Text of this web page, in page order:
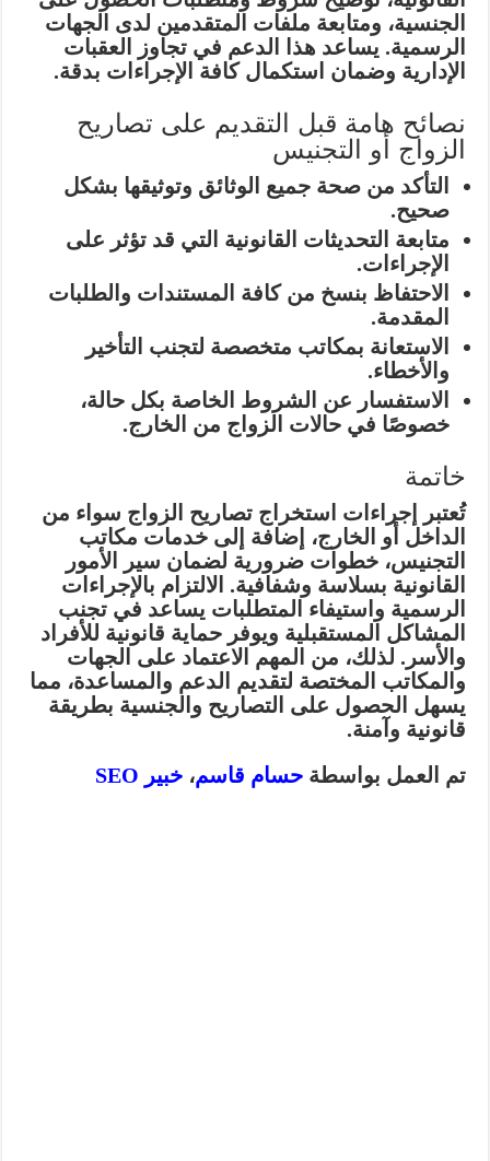
الجنسية، ومتابعة ملفات المتقدمين لدى الجهات
الرسمية. يساعد هذا الدعم في تجاوز العقبات
الإدارية وضمان استكمال كافة الإجراءات بدقة.
نصائح هامة قبل التقديم على تصاريح
الزواج أو التجنيس
التأكد من صحة جميع الوثائق وتوثيقها بشكل
صحيح.
متابعة التحديثات القانونية التي قد تؤثر على
الإجراءات.
الاحتفاظ بنسخ من كافة المستندات والطلبات
المقدمة.
الاستعانة بمكاتب متخصصة لتجنب التأخير
والأخطاء.
الاستفسار عن الشروط الخاصة بكل حالة،
خصوصًا في حالات الزواج من الخارج.
خاتمة
تُعتبر إجراءات استخراج تصاريح الزواج سواء من
الداخل أو الخارج، إضافة إلى خدمات مكاتب
التجنيس، خطوات ضرورية لضمان سير الأمور
القانونية بسلاسة وشفافية. الالتزام بالإجراءات
الرسمية واستيفاء المتطلبات يساعد في تجنب
المشاكل المستقبلية ويوفر حماية قانونية للأفراد
والأسر. لذلك، من المهم الاعتماد على الجهات
والمكاتب المختصة لتقديم الدعم والمساعدة، مما
يسهل الحصول على التصاريح والجنسية بطريقة
قانونية وآمنة.
تم العمل بواسطةحسام قاسم،خبير SEO